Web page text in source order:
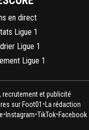
en direct
Ligue 1
Ligue 1
Ligue 1
recrutement et publicité
sur Foot01 • La rédaction
• Instagram•TikTok•Facebook